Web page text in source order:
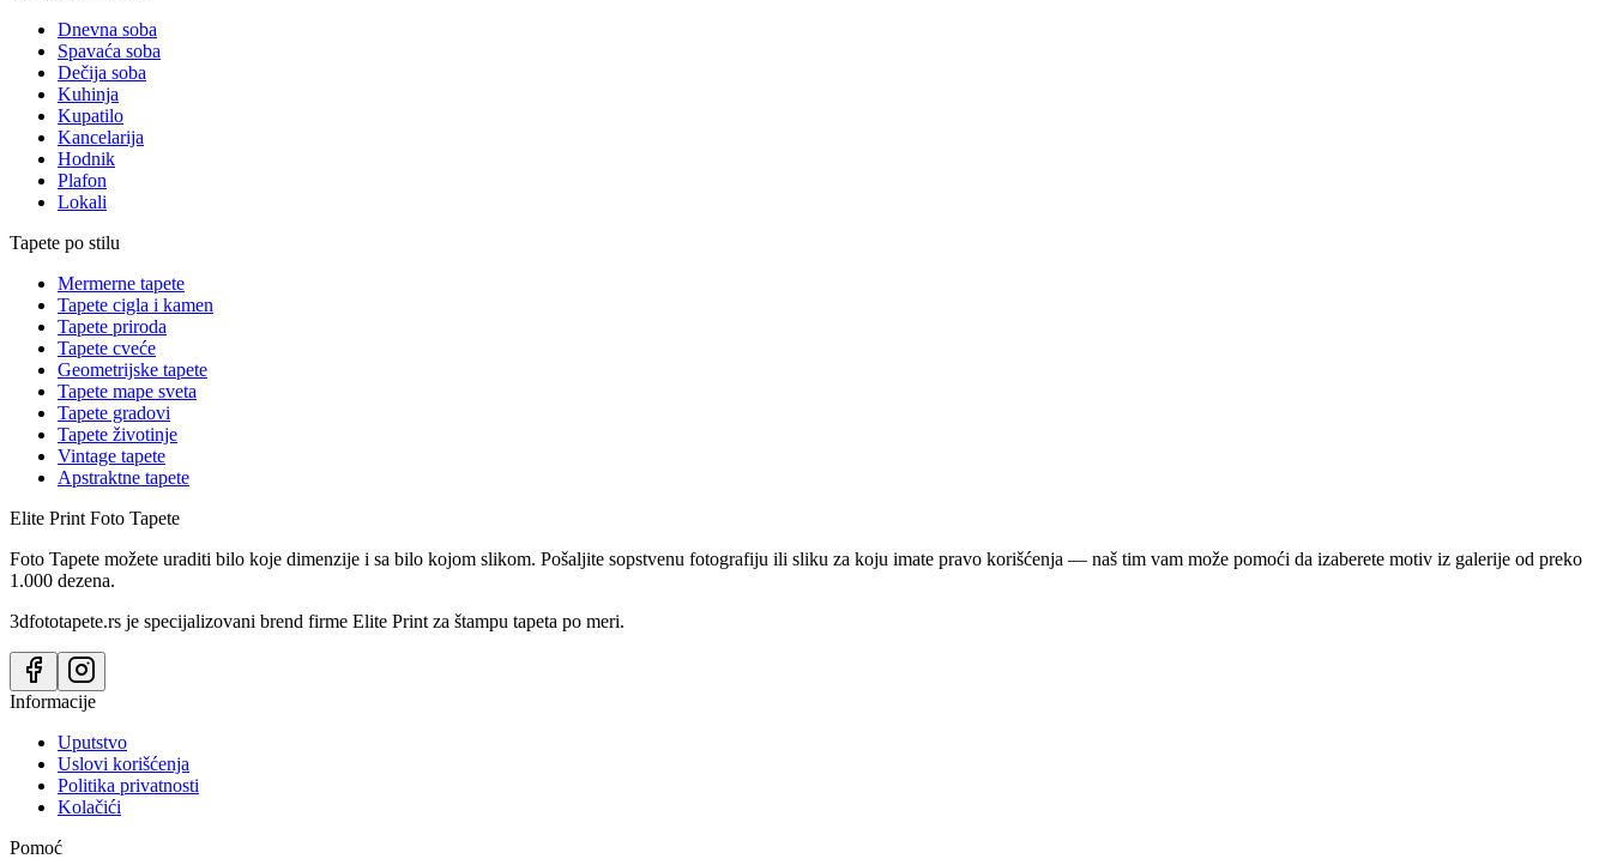
Dnevna soba
Spavaća soba
Dečija soba
Kuhinja
Kupatilo
Kancelarija
Hodnik
Plafon
Lokali
Tapete po stilu
Mermerne tapete
Tapete cigla i kamen
Tapete priroda
Tapete cveće
Geometrijske tapete
Tapete mape sveta
Tapete gradovi
Tapete životinje
Vintage tapete
Apstraktne tapete
Elite Print Foto Tapete
Foto Tapete možete uraditi bilo koje dimenzije i sa bilo kojom slikom. Pošaljite sopstvenu fotografiju ili sliku za koju imate pravo korišćenja — naš tim vam može pomoći da izaberete motiv iz galerije od preko
1.000 dezena.
3dfototapete.rs je specijalizovani brend firme Elite Print za štampu tapeta po meri.
Informacije
Uputstvo
Uslovi korišćenja
Politika privatnosti
Kolačići
Pomoć